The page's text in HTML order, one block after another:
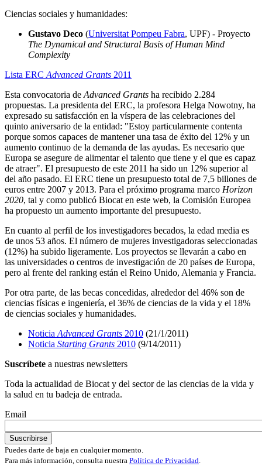
Ciencias sociales y humanidades:
Gustavo Deco (Universitat Pompeu Fabra, UPF) - Proyecto
The Dynamical and Structural Basis of Human Mind
Complexity
Lista ERCAdvanced Grants 2011
Esta convocatoria deAdvanced Grants ha recibido 2.284
propuestas. La presidenta del ERC, la profesora Helga Nowotny, ha
expresado su satisfacción en la víspera de las celebraciones del
quinto aniversario de la entidad: "Estoy particularmente contenta
porque somos capaces de mantener una tasa de éxito del 12% y un
aumento continuo de la demanda de las ayudas. Es necesario que
Europa se asegure de alimentar el talento que tiene y el que es capaz
de atraer". El presupuesto de este 2011 ha sido un 12% superior al
del año pasado. El ERC tiene un presupuesto total de 7,5 billones de
euros entre 2007 y 2013. Para el próximo programa marco Horizon
2020, tal y como publicó Biocat en este web, la Comisión Europea
ha propuesto un aumento importante del presupuesto.
En cuanto al perfil de los investigadores becados, la edad media es
de unos 53 años. El número de mujeres investigadoras seleccionadas
(12%) ha subido ligeramente. Los proyectos se llevarán a cabo en
las universidades o centros de investigación de 20 países de Europa,
pero al frente del ranking están el Reino Unido, Alemania y Francia.
Por otra parte, de las becas concedidas, alrededor del 46% son de
ciencias físicas e ingeniería, el 36% de ciencias de la vida y el 18%
de ciencias sociales y humanidades.
NoticiaAdvanced Grants 2010 (21/1/2011)
Noticia Starting Grants 2010 (9/14/2011)
Suscríbete a nuestras newsletters
Toda la actualidad de Biocat y del sector de las ciencias de la vida y
la salud en tu badeja de entrada.
Email
Puedes darte de baja en cualquier momento.
Para más información, consulta nuestra Política de Privacidad.